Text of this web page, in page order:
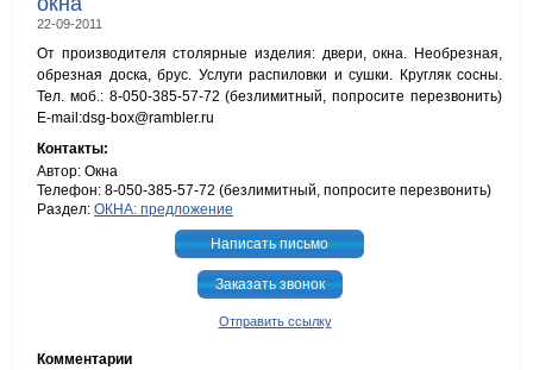
22-09-2011
От производителя столярные изделия: двери, окна. Необрезная,
обрезная доска, брус. Услуги распиловки и сушки. Кругляк сосны.
Тел. моб.: 8-050-385-57-72 (безлимитный, попросите перезвонить)
E-mail:dsg-box@rambler.ru
Контакты:
Автор: Окна
Телефон: 8-050-385-57-72 (безлимитный, попросите перезвонить)
Раздел: ОКНА: предложение
Написать письмо
Заказать звонок
Отправить ссылку
Комментарии